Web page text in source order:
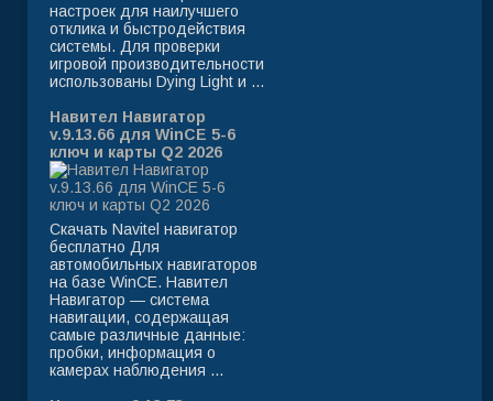
настроек для наилучшего
отклика и быстродействия
системы. Для проверки
игровой производительности
использованы Dying Light и ...
Навител Навигатор
v.9.13.66 для WinCE 5-6
ключ и карты Q2 2026
Скачать Navitel навигатор
бесплатно Для
автомобильных навигаторов
на базе WinCE. Навител
Навигатор — система
навигации, содержащая
самые различные данные:
пробки, информация о
камерах наблюдения ...